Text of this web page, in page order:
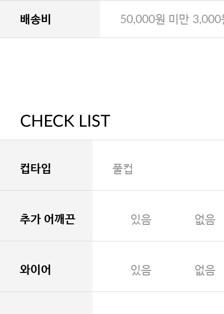
배송비 50,000원 미만 3,000
CHECK LIST
컵타입 풀컵
추가 어깨끈 있음 없음
와이어 있음 없음